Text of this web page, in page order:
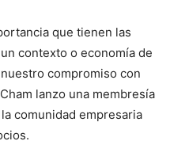
que tienen las
contexto o economía de
compromiso con
lanzo una membresía
comunidad empresaria